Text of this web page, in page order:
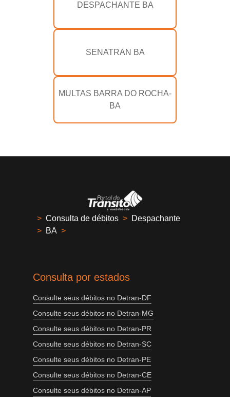
DESPACHANTE BA
SENATRAN BA
MULTAS BARRA DO ROCHA-
BA
> Consulta de débitos > Despachante
> BA >
Consulta por estados
Consulte seus débitos no Detran-DF
Consulte seus débitos no Detran-MG
Consulte seus débitos no Detran-PR
Consulte seus débitos no Detran-SC
Consulte seus débitos no Detran-PE
Consulte seus débitos no Detran-CE
Consulte seus débitos no Detran-AP